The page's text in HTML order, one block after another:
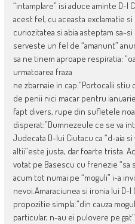
“intamplare” isi aduce aminte D-l
acest fel, cu aceasta exclamatie
curiozitatea si abia asteptam sa-
serveste un fel de “amanunt”
sa ne tinem aproape respiratia:
urmatoarea fraza
ne zbarnaie in cap:”Portocalii stiu
de penii nici macar pentru
fapt divers, rupe din sufletele
disperat:”Dumnezeule ce se va
Judecata D-lui Ciutacu ca “d-aia
altii”este justa, dar foarte trista.
votat pe Basescu cu frenezie “sa
acum tot numai pe “moguli” i-a
nevoi.Amaraciunea si ironia lui
propozitie simpla:”din cauza
particular, n-au ei pulovere pe